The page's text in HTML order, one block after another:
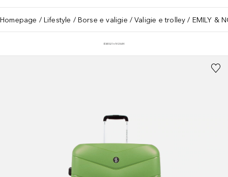
Homepage Lifestyle Borse e valigie Valigie e trolley EMILY &